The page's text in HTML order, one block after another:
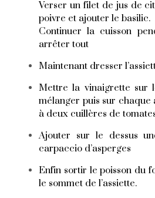
Verser un filet de jus de
poivre et ajouter le basilic.
Continuer la cuisson
arrêter tout
Maintenant dresser
Mettre la vinaigrette sur
mélanger puis sur chaque
à deux cuillères de
Ajouter sur le dessus
carpaccio d’asperges
Enfin sortir le poisson du
le sommet de l’assiette.